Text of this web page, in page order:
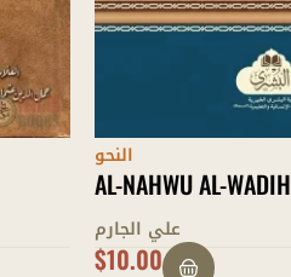
النحو
AL-NAHWU AL-WADIH
علي الجارم
$10.00